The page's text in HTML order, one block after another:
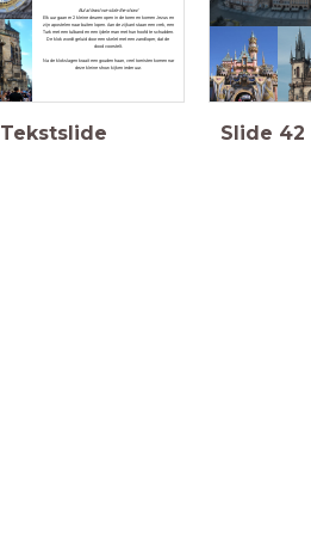
But at least we stole the show!
Elk uur gaan er 2 kleine deuren open in de toren en komen Jezus en
zijn apostelen naar buiten lopen. Aan de zijkant staan een vrek, een
Turk met een tulband en een ijdele man met hun hoofd te schudden.
De klok wordt geluid door een skelet met een zandloper, dat de
dood voorstelt.
Na de klokslagen kraait een gouden haan, veel toeristen komen nar
deze kleine show kijken ieder uur.
Tekstslide Slide 42